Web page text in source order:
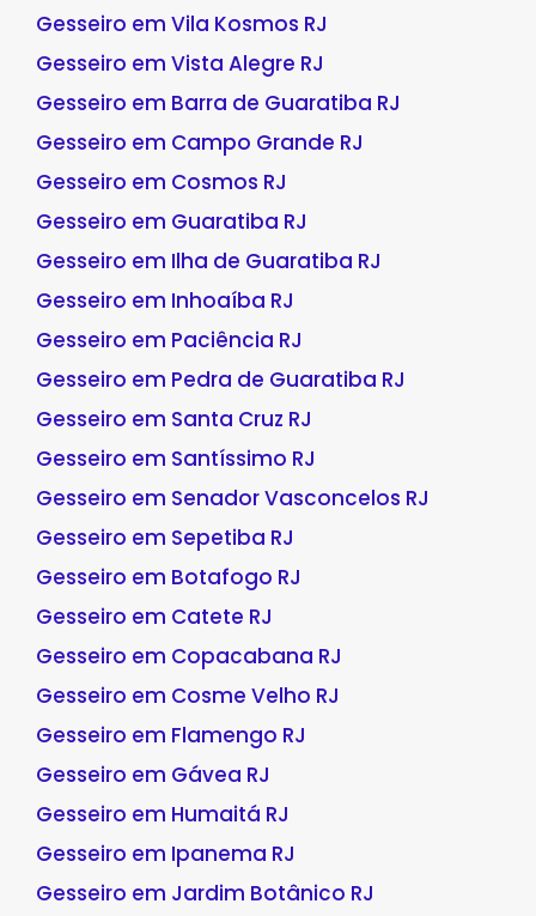
Gesseiro em Vila Kosmos RJ
Gesseiro em Vista Alegre RJ
Gesseiro em Barra de Guaratiba RJ
Gesseiro em Campo Grande RJ
Gesseiro em Cosmos RJ
Gesseiro em Guaratiba RJ
Gesseiro em Ilha de Guaratiba RJ
Gesseiro em Inhoaíba RJ
Gesseiro em Paciência RJ
Gesseiro em Pedra de Guaratiba RJ
Gesseiro em Santa Cruz RJ
Gesseiro em Santíssimo RJ
Gesseiro em Senador Vasconcelos RJ
Gesseiro em Sepetiba RJ
Gesseiro em Botafogo RJ
Gesseiro em Catete RJ
Gesseiro em Copacabana RJ
Gesseiro em Cosme Velho RJ
Gesseiro em Flamengo RJ
Gesseiro em Gávea RJ
Gesseiro em Humaitá RJ
Gesseiro em Ipanema RJ
Gesseiro em Jardim Botânico RJ